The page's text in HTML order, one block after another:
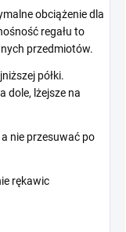
obciążenie dla
regału to
przedmiotów.
półki.
dole, lżejsze na
nie przesuwać po
rękawic